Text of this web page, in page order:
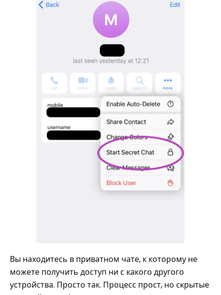
Вы находитесь в приватном чате, к которому не
можете получить доступ ни с какого другого
устройства. Просто так. Процесс прост, но скрытые